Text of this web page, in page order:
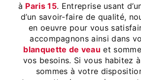
à Paris 15. Entreprise usant
d’un savoir-faire de qualité,
en oeuvre pour vous
accompagnons ainsi dans
blanquette de veau et
vos besoins. Si vous habitez à
sommes à votre